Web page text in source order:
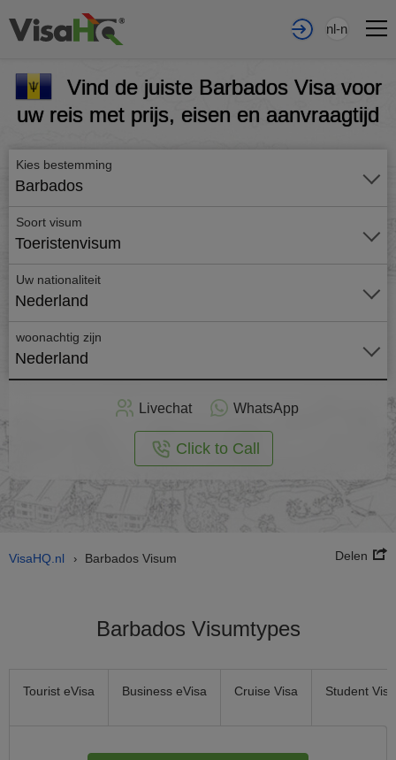
nl-nl
Vind de juiste Barbados Visa voor
uw reis met prijs, eisen en aanvraagtijd
Kies bestemming
Barbados
Soort visum
Toeristenvisum
Uw nationaliteit
Nederland
woonachtig zijn
Nederland
aan
Livechat WhatsApp
Click to Call
VisaHQ.nl › Barbados Visum Delen
Barbados Visumtypes
Tourist eVisa Business eVisa Cruise Visa Student Visa